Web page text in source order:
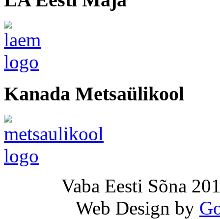
Kanada Metsaülikool
Vaba Eesti Sõna
Web Design by